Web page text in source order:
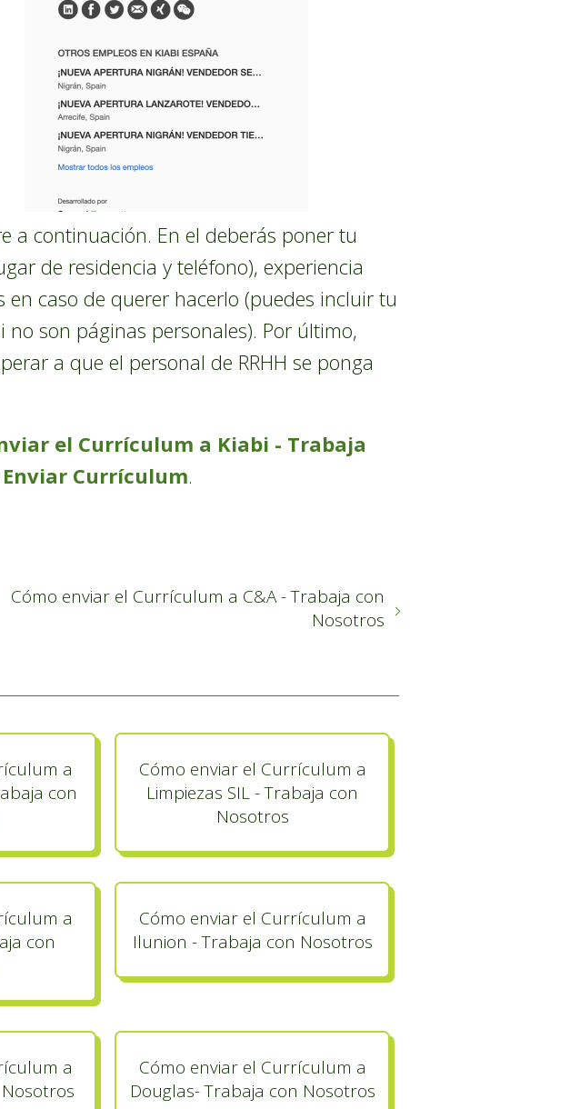
a continuación. En el deberás poner tu
de residencia y teléfono), experiencia
caso de querer hacerlo (puedes incluir tu
son páginas personales). Por último,
a que el personal de RRHH se ponga
el Currículum a Kiabi - Trabaja
Enviar Currículum.
Cómo enviar el Currículum a C&A - Trabaja con
Nosotros
a
con
Cómo enviar el Currículum a
Limpiezas SIL - Trabaja con
Nosotros
a
con
Cómo enviar el Currículum a
Ilunion - Trabaja con Nosotros
a
Cómo enviar el Currículum a
Douglas- Trabaja con Nosotros